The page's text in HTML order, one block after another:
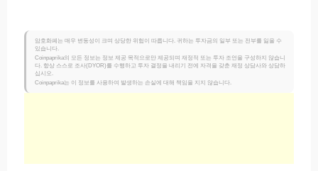
암호화폐는 매우 변동성이 크며 상당한 위험이 따릅니다. 귀하는 투자금의 일부 또는 전부를 잃을 수
있습니다.
Coinpaprika의 모든 정보는 정보 제공 목적으로만 제공되며 재정적 또는 투자 조언을 구성하지 않습니
다. 항상 스스로 조사(DYOR)를 수행하고 투자 결정을 내리기 전에 자격을 갖춘 재정 상담사와 상담하
십시오.
Coinpaprika는 이 정보를 사용하여 발생하는 손실에 대해 책임을 지지 않습니다.